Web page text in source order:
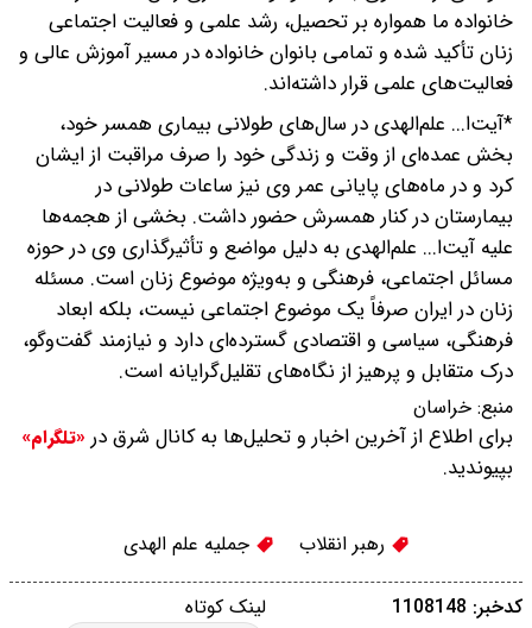
خانواده ما همواره بر تحصیل، رشد علمی و فعالیت اجتماعی
زنان تأکید شده و تمامی بانوان خانواده در مسیر آموزش عالی و
فعالیت‌های علمی قرار داشته‌اند.
*آیت‌ا... علم‌الهدی در سال‌های طولانی بیماری همسر خود،
بخش عمده‌ای از وقت و زندگی خود را صرف مراقبت از ایشان
کرد و در ماه‌های پایانی عمر وی نیز ساعات طولانی در
بیمارستان در کنار همسرش حضور داشت. بخشی از هجمه‌ها
علیه آیت‌ا... علم‌الهدی به دلیل مواضع و تأثیرگذاری وی در حوزه
مسائل اجتماعی، فرهنگی و به‌ویژه موضوع زنان است. مسئله
زنان در ایران صرفاً یک موضوع اجتماعی نیست، بلکه ابعاد
فرهنگی، سیاسی و اقتصادی گسترده‌ای دارد و نیازمند گفت‌وگو،
درک متقابل و پرهیز از نگاه‌های تقلیل‌گرایانه است.
منبع: خراسان
برای اطلاع از آخرین اخبار و تحلیل‌ها به کانال شرق در «تلگرام»
بپیوندید.
رهبر انقلاب جملیه علم الهدی
لینک کوتاه کدخبر: 1108148